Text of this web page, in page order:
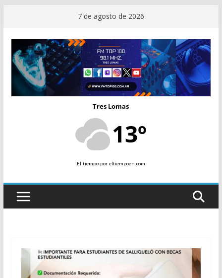
contenido
7 de agosto de 2026
Tres Lomas
13º
El tiempopor eltiempoen.com